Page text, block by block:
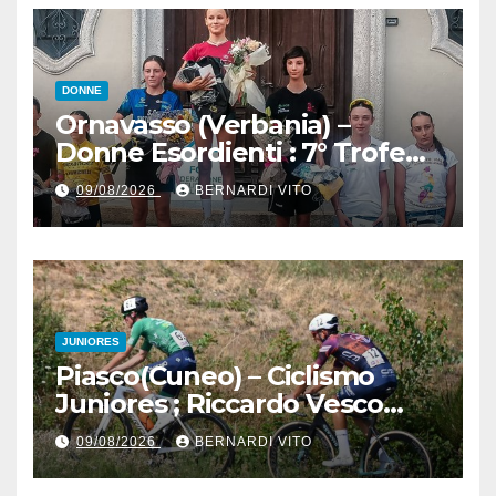
tra le migliori Donne Allieve
DONNE
Ornavasso (Verbania) –
Donne Esordienti : 7° Trofeo
Santuario Madonna del
Boden, Aurora Cerame e
Martina Zavattero le neo
campionesse regionali FCI
Piemonte
09/08/2026 BERNARDI VITO
JUNIORES
Piasco(Cuneo) – Ciclismo
Juniores ; Riccardo Vesco
(Guerrini-Senaghese) al
fotofinish su Gugnino (UC
Piasco) e Jedrysek (SC
09/08/2026 BERNARDI VITO